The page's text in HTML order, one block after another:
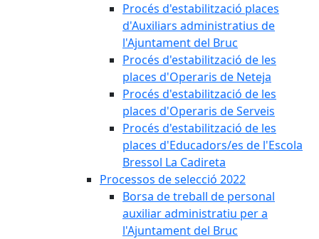
Procés d'estabilització places
d'Auxiliars administratius de
l'Ajuntament del Bruc
Procés d'estabilització de les
places d'Operaris de Neteja
Procés d'estabilització de les
places d'Operaris de Serveis
Procés d'estabilització de les
places d'Educadors/es de l'Escola
Bressol La Cadireta
Processos de selecció 2022
Borsa de treball de personal
auxiliar administratiu per a
l'Ajuntament del Bruc